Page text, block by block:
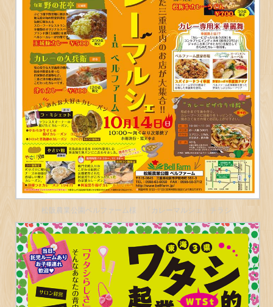
松阪農業公園ベルファーム様 「カレーマルシェ」チラシ